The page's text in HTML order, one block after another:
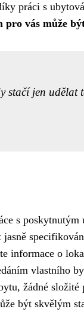
práci s
vás může
jen udělat
s
informace o
vlastního
žádné
být skvělým